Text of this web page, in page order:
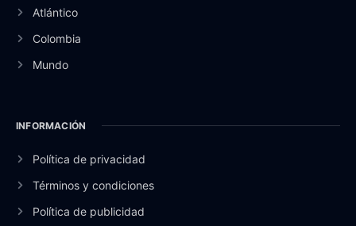
Atlántico
Colombia
Mundo
INFORMACIÓN
Política de privacidad
Términos y condiciones
Política de publicidad